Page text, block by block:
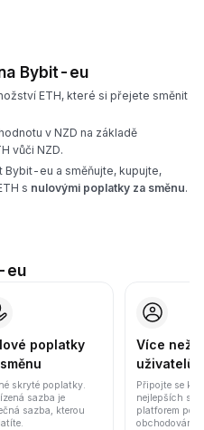
Bybit-eu
ETH, které si přejete směnit
v NZD na základě
vůči NZD.
eu a směňujte, kupujte,
s nulovými poplatky za směnu.
eu
poplatky
skryté poplatky.
sazba je
sazba, kterou
Více než
uživatelů
Připojte se k
nejlepších
platforem
obchodování